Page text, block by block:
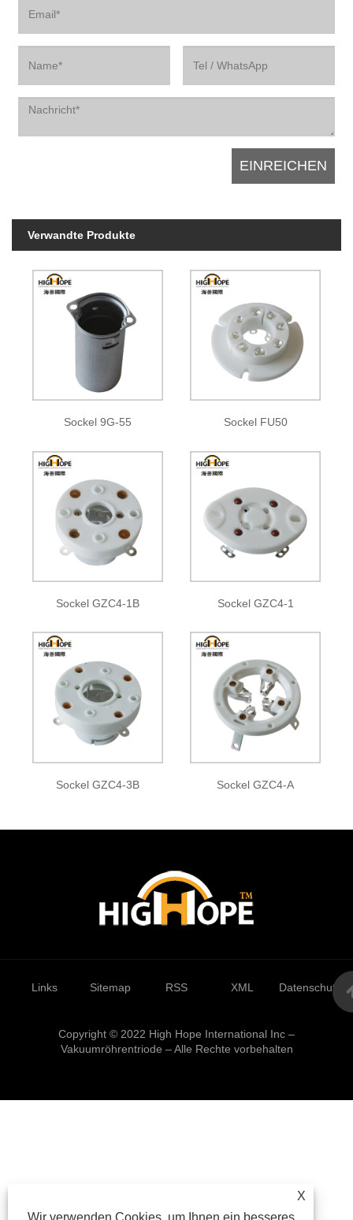
Verwandte Produkte
Sockel 9G-55 Sockel FU50
Sockel GZC4-1B Sockel GZC4-1
Sockel GZC4-3B Sockel GZC4-A
X
Wir verwenden Cookies, um Ihnen ein besseres
Links Sitemap RSS XML
Copyright © 2022 High Hope International Inc –
Vakuumröhrentriode – Alle Rechte vorbehalten